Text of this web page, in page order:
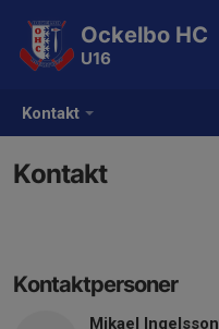
Kontakt
Ockelbo HC
U16
Kontakt
Kontaktpersoner
Mikael Ingelsson